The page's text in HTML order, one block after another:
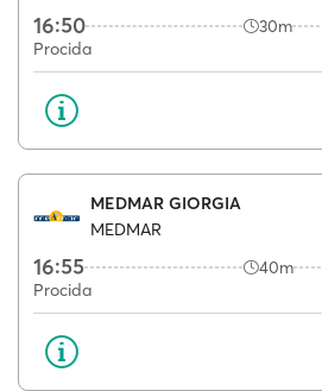
16:50 30m
Procida
MEDMAR GIORGIA
MEDMAR
16:55 40m
Procida